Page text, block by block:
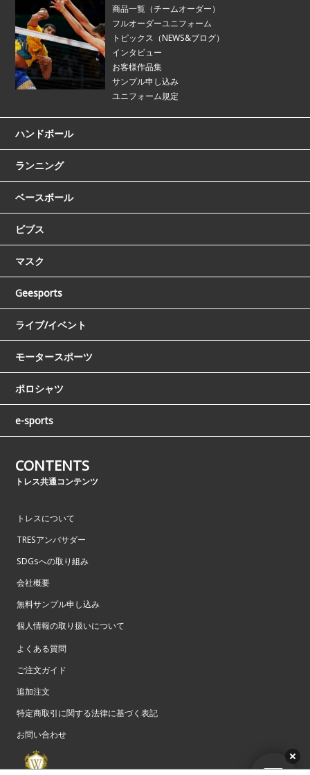
商品一覧（チームオーダー）
フルオーダーユニフォーム
トピックス（NEWS&ブログ）
インタビュー
お客様作品集
サンプル申し込み
ユニフォーム規定
ハンドボール
ランニング
ベースボール
ビブス
マスク
Geesports
ライブ/イベント
モータースポーツ
ポロシャツ
e-sports
CONTENTS
トレス共通コンテンツ
トレスについて
TRESアンバサダー
SDGsへの取り組み
会社概要
無料サンプル申し込み
個人情報の取り扱いについて
よくある質問
ご注文ガイド
追加注文
特定商取引に関する法律に基づく表記
お問い合わせ